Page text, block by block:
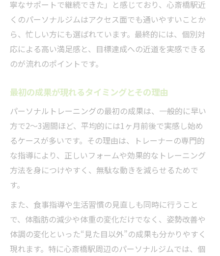
寧なサポートで継続できた」と感じており、心斎橋駅近
くのパーソナルジムはアクセス面でも通いやすいことか
ら、忙しい方にも選ばれています。最終的には、個別対
応による高い満足感と、目標達成への近道を実感できる
のが流れのポイントです。
最初の成果が現れるタイミングとその理由
パーソナルトレーニングの最初の成果は、一般的に早い
方で2〜3週間ほど、平均的には1ヶ月前後で実感し始め
るケースが多いです。その理由は、トレーナーの専門的
な指導により、正しいフォームや効果的なトレーニング
方法を身につけやすく、無駄な動きを減らせるためで
す。
また、食事指導や生活習慣の見直しも同時に行うこと
で、体脂肪の減少や体重の変化だけでなく、姿勢改善や
体調の変化といった“見た目以外”の成果も分かりやすく
現れます。特に心斎橋駅周辺のパーソナルジムでは、個